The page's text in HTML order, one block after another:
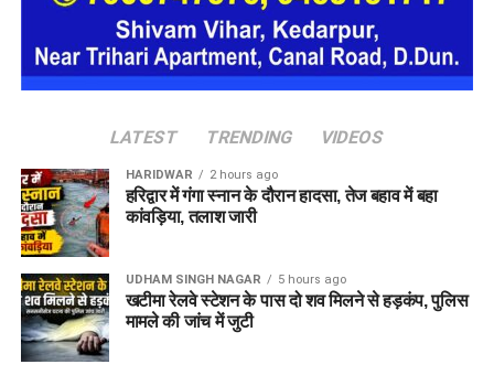
देहरादून पुलिस
को ये भी जानकारी मिली है कि वो कई होटलों में ठहरने के
बाद भुगतान किए बिना चला जाता था और होटल कर्मचारियों व सुरक्षा
कर्मियों के साथ भी कथित तौर पर धोखाधड़ी करता था।
पुलिस द्वारा की गई तलाशी में आरोपी के पास से सेना की वर्दी, बैज, कैप और
LATEST TRENDING VIDEOS
HARIDWAR 2 hours ago
हरिद्वार में गंगा स्नान के दौरान हादसा, तेज बहाव में बहा
कांवड़िया, तलाश जारी
UDHAM SINGH NAGAR 5 hours ago
खटीमा रेलवे स्टेशन के पास दो शव मिलने से हड़कंप, पुलिस
मामले की जांच में जुटी